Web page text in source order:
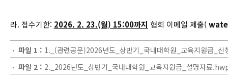
라. 접수기한: 2026. 2. 23.(월) 15:00까지 협회 이메일 제출(
파일 1 : 1._(관련공문)2026년도_상반기_국내대학원_교육지원금_신
파일 2 : 2._2026년도_상반기_국내대학원_교육지원금_설명자료